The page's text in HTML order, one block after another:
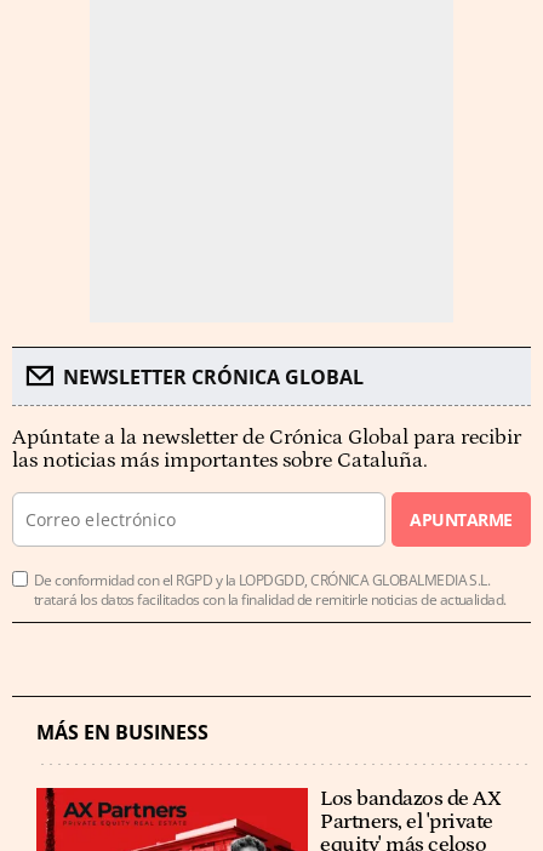
NEWSLETTER CRÓNICA GLOBAL
Apúntate a la newsletter de Crónica Global para recibir
las noticias más importantes sobre Cataluña.
APUNTARME
De conformidad con el RGPD y la LOPDGDD, CRÓNICA GLOBALMEDIA S.L.
tratará los datos facilitados con la finalidad de remitirle noticias de actualidad.
MÁS EN BUSINESS
Los bandazos de AX
Partners, el 'private
equity' más celoso